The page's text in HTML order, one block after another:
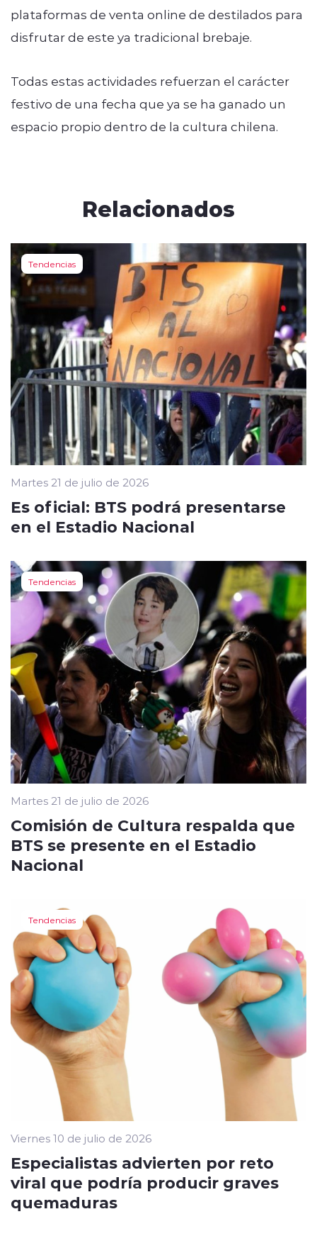
plataformas de venta online de destilados para
disfrutar de este ya tradicional brebaje.
Todas estas actividades refuerzan el carácter
festivo de una fecha que ya se ha ganado un
espacio propio dentro de la cultura chilena.
Relacionados
Tendencias
Martes 21 de julio de 2026
Es oficial: BTS podrá presentarse
en el Estadio Nacional
Tendencias
Martes 21 de julio de 2026
Comisión de Cultura respalda que
BTS se presente en el Estadio
Nacional
Tendencias
Viernes 10 de julio de 2026
Especialistas advierten por reto
viral que podría producir graves
quemaduras